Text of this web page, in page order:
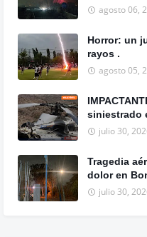
agosto 06,
Horror: un
rayos .
agosto 05,
siniestrado
julio 30,
Tragedia
dolor en
julio 30,